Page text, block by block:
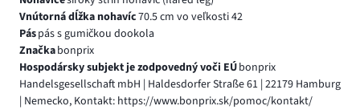
Vnútorná dĺžka nohavíc70.5 cm vo veľkosti 42
Páspás s gumičkou dookola
Značkabonprix
Hospodársky subjekt je zodpovedný voči EÚbonprix
Handelsgesellschaft mbH | Haldesdorfer Straße 61 | 22179 Hamburg
| Nemecko, Kontakt: https://www.bonprix.sk/pomoc/kontakt/